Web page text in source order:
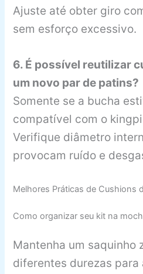
Ajuste até obter giro
sem esforço excessivo.
6. É possível reutilizar
um novo par de patins?
Somente se a bucha
compatível com o
Verifique diâmetro
provocam ruído e
Melhores Práticas de Cushions
Como organizar seu kit na
Mantenha um saquinho
diferentes durezas